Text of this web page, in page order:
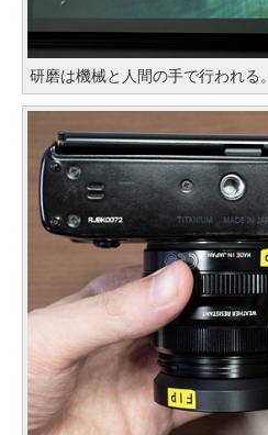
研磨は機械と人間の手で行われる。